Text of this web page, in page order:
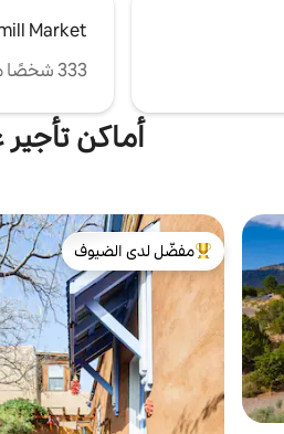
Market
333 شخصًا محليًا يوصي بهذا
أماكن
من أبرز البيوت المفضّلة لدى
مفضّل لدى الضيوف